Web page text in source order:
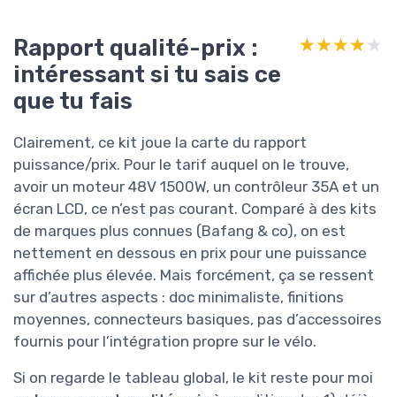
Rapport qualité-prix :
intéressant si tu sais ce
que tu fais
★★★★★
★★★★★
Clairement, ce kit joue la carte du rapport
puissance/prix. Pour le tarif auquel on le trouve,
avoir un moteur 48V 1500W, un contrôleur 35A et un
écran LCD, ce n’est pas courant. Comparé à des kits
de marques plus connues (Bafang & co), on est
nettement en dessous en prix pour une puissance
affichée plus élevée. Mais forcément, ça se ressent
sur d’autres aspects : doc minimaliste, finitions
moyennes, connecteurs basiques, pas d’accessoires
fournis pour l’intégration propre sur le vélo.
Si on regarde le tableau global, le kit reste pour moi